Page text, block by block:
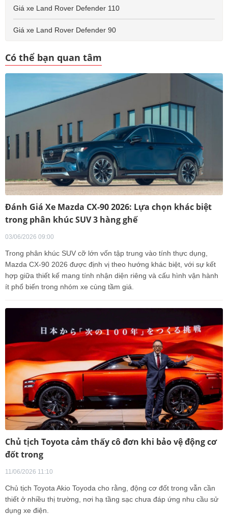
Giá xe Land Rover Defender 110
Giá xe Land Rover Defender 90
Có thể bạn quan tâm
Đánh Giá Xe Mazda CX-90 2026: Lựa chọn khác biệt
trong phân khúc SUV 3 hàng ghế
03/06/2026 09:00
Trong phân khúc SUV cỡ lớn vốn tập trung vào tính thực dụng,
Mazda CX-90 2026 được định vị theo hướng khác biệt, với sự kết
hợp giữa thiết kế mang tính nhận diện riêng và cấu hình vận hành
ít phổ biến trong nhóm xe cùng tầm giá.
Chủ tịch Toyota cảm thấy cô đơn khi bảo vệ động cơ
đốt trong
11/06/2026 11:10
Chủ tịch Toyota Akio Toyoda cho rằng, động cơ đốt trong vẫn cần
thiết ở nhiều thị trường, nơi hạ tầng sạc chưa đáp ứng nhu cầu sử
dụng xe điện.